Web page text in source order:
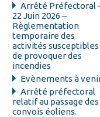
Arrêté Préfectoral
22 Juin 2026 –
Règlementation
temporaire des
activités susceptibles
de provoquer des
incendies
Evènements à
Arrêté préfectoral
relatif au passage des
convois éoliens.